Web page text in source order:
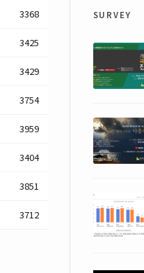
3368
3425
3429
3754
3959
3404
3851
3712
survey